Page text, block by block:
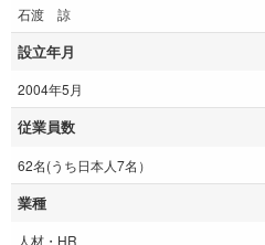
石渡 諒
設立年月
2004年5月
従業員数
62名(うち日本人7名）
業種
人材・HR